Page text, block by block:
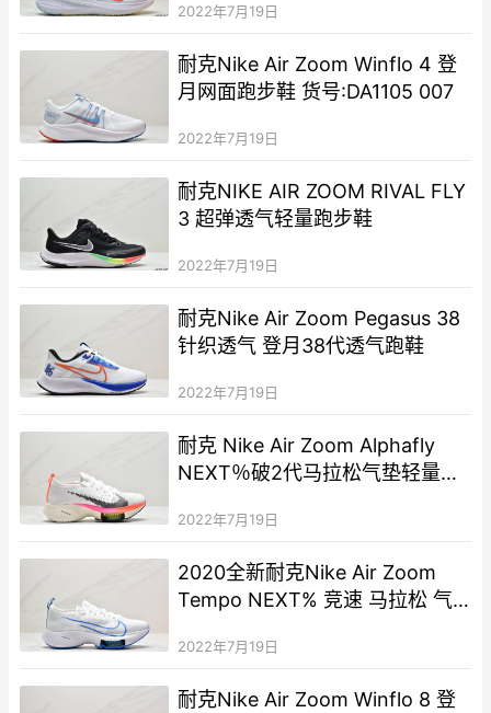
2022年7月19日
耐克Nike Air Zoom Winflo 4 登
月网面跑步鞋 货号:DA1105 007
2022年7月19日
耐克NIKE AIR ZOOM RIVAL FLY
3 超弹透气轻量跑步鞋
2022年7月19日
耐克Nike Air Zoom Pegasus 38
针织透气 登月38代透气跑鞋
2022年7月19日
耐克 Nike Air Zoom Alphafly
NEXT％破2代马拉松气垫轻量超
2022年7月19日
2020全新耐克Nike Air Zoom
Tempo NEXT% 竞速 马拉松 气
2022年7月19日
耐克Nike Air Zoom Winflo 8 登